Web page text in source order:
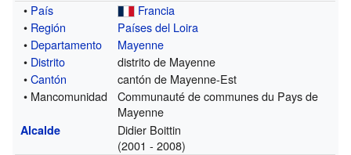
• País
Francia
• Región
Países del Loira
• Departamento
Mayenne
• Distrito
distrito de Mayenne
•Cantón
cantón de Mayenne-Est
• Mancomunidad
Communauté de communes du Pays de
Mayenne
Alcalde
Didier Boittin
(2001 - 2008)